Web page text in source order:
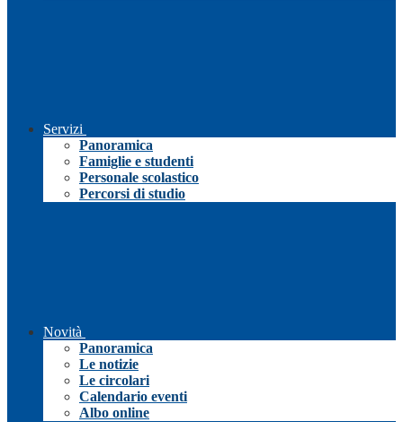
Servizi
Panoramica
Famiglie e studenti
Personale scolastico
Percorsi di studio
Novità
Panoramica
Le notizie
Le circolari
Calendario eventi
Albo online